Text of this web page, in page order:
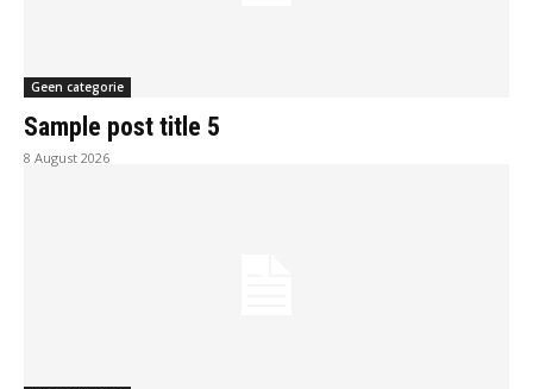
Geen categorie
Sample post title 5
8 August 2026